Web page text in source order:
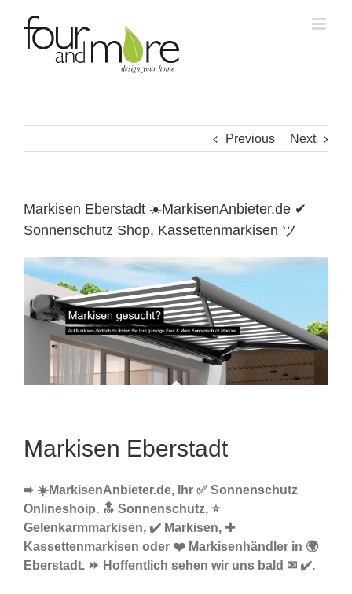
content
Previous Next
Markisen Eberstadt ☀️MarkisenAnbieter.de ✔
Sonnenschutz Shop, Kassettenmarkisen ツ
Markisen Eberstadt
➨ ☀️MarkisenAnbieter.de, Ihr ✅ Sonnenschutz
Onlineshoip. 🔝 Sonnenschutz, ⭐
Gelenkarmmarkisen, ✔️ Markisen, ✚
Kassettenmarkisen oder ❤️ Markisenhändler in 🌍
Eberstadt. ⏩ Hoffentlich sehen wir uns bald ✉ ✔️.